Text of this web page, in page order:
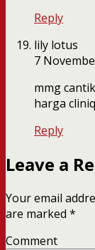
Reply
lily lotus
7
mmg
harga
Reply
Leave a
Your email
are marked *
Comment